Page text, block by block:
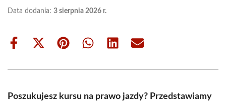
Data dodania: 3 sierpnia 2026 r.
Share
Share
(Twitter)
Share Share Share Share
Poszukujesz kursu na prawo jazdy? Przedstawiamy